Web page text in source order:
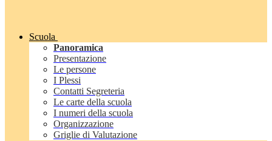
Scuola
Panoramica
Presentazione
Le persone
I Plessi
Contatti Segreteria
Le carte della scuola
I numeri della scuola
Organizzazione
Griglie di Valutazione